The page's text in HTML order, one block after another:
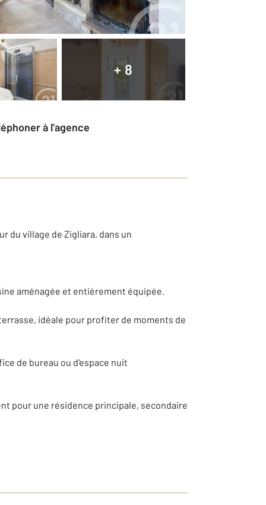
+ 8
à l'agence
du village de Zigliara, dans un
aménagée et entièrement équipée.
idéale pour profiter de moments de
de bureau ou d'espace nuit
pour une résidence principale, secondaire